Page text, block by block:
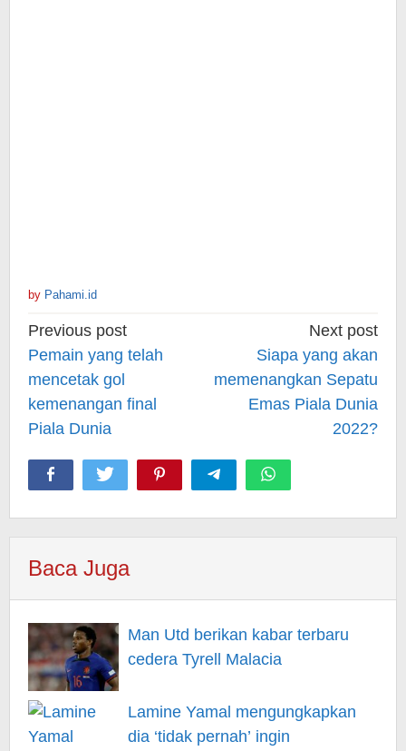
by Pahami.id
Post
navigation
Previous post
Pemain yang telah
mencetak gol
kemenangan final
Piala Dunia
Next post
Siapa yang akan
memenangkan Sepatu
Emas Piala Dunia
2022?
Baca Juga
Man Utd berikan kabar terbaru
cedera Tyrell Malacia
Lamine Yamal mengungkapkan
dia ‘tidak pernah’ ingin